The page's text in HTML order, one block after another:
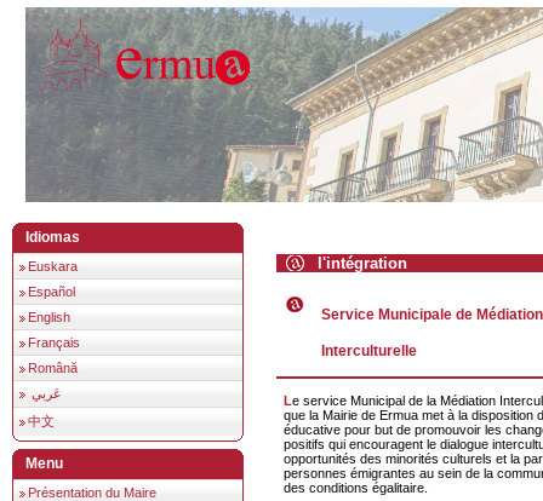
Idiomas
Euskara
Español
English
Français
Română
中文
Menu
Présentation du Maire
l'intégration
Service Municipale de Médiation
Interculturelle
Le service Municipal de la Médiation Interculturelle est un service
que la Mairie de Ermua met à la disposition
éducative pour but de promouvoir les
positifs qui encouragent le dialogue
opportunités des minorités culturels et la
personnes émigrantes au sein de la
des conditions égalitaire.